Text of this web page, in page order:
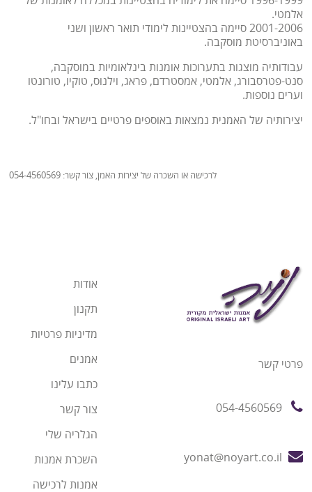
אלמטי.
2001-2006 סיימה בהצטיינות לימודי תואר ראשון ושני
באוניברסיטת מוסקבה.
עבודותיה מוצגות בתערוכות אומנות בינלאומיות במוסקבה,
סנט-פטרסבורג, אלמטי, אמסטרדם, פראג, וילנוס, טוקיו, טורונטו
וערים נוספות.
יצירותיה של האמנית נמצאות באוספים פרטיים בישראל ובחו"ל.
לרכישה או השכרה של יצירות האמן, צור קשר: 054-4560569
פרטי קשר
054-4560569
yonat@noyart.co.il
אודות
תקנון
מדיניות פרטיות
אמנים
כתבו עלינו
צור קשר
הגלריה שלי
השכרת אמנות
אמנות לרכישה